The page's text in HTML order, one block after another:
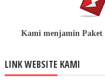
Kami menjamin Paket
LINK WEBSITE KAMI